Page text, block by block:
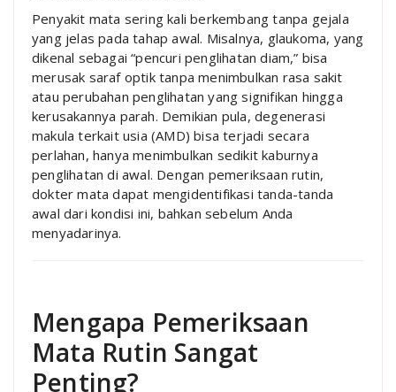
Penyakit mata sering kali berkembang tanpa gejala
yang jelas pada tahap awal. Misalnya, glaukoma, yang
dikenal sebagai “pencuri penglihatan diam,” bisa
merusak saraf optik tanpa menimbulkan rasa sakit
atau perubahan penglihatan yang signifikan hingga
kerusakannya parah. Demikian pula, degenerasi
makula terkait usia (AMD) bisa terjadi secara
perlahan, hanya menimbulkan sedikit kaburnya
penglihatan di awal. Dengan pemeriksaan rutin,
dokter mata dapat mengidentifikasi tanda-tanda
awal dari kondisi ini, bahkan sebelum Anda
menyadarinya.
Mengapa Pemeriksaan
Mata Rutin Sangat
Penting?